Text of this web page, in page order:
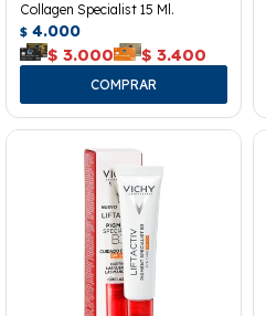
Collagen Specialist 15 Ml.
$ 4.000
$ 3.000 $ 3.400